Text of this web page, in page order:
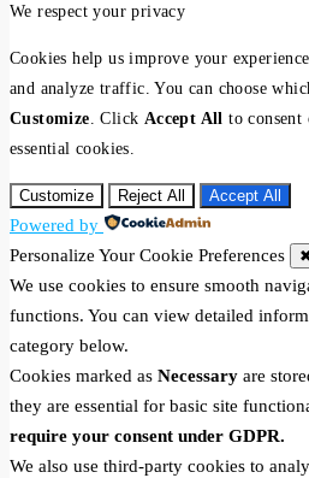
We respect your privacy
Cookies help us improve your
and analyze traffic. You can choose
Customize. Click Accept All to consent
essential cookies.
Customize Reject All Accept All
Powered by
Personalize Your Cookie Preferences
We use cookies to ensure smooth
functions. You can view detailed
category below.
Cookies marked as Necessary are
they are essential for basic site
require your consent under GDPR.
We also use third-party cookies to